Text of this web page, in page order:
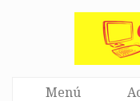
Menú